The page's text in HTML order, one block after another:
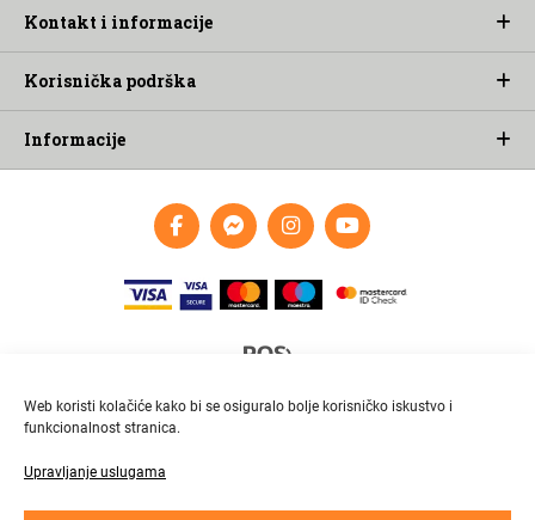
Web koristi kolačiće kako bi se osiguralo bolje korisničko iskustvo i
funkcionalnost stranica.
Upravljanje uslugama
Kontakt i informacije
Korisnička podrška
Informacije
Brza i pouzdana dostava